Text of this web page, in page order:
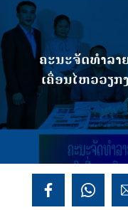
ຄະນະຈັດທຳລ
ເຄື່ອນໄຫວວຽກ